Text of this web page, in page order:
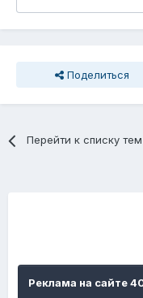
Поделиться
Перейти к списку тем
Реклама на сайте